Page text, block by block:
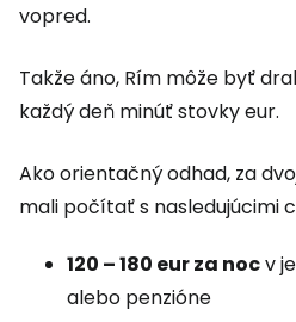
vopred.
Takže áno, Rím môže byť
každý deň minúť stovky eur.
Ako orientačný odhad, za
mali počítať s nasledujúcimi
120 – 180 eur za nocv
alebo penzióne